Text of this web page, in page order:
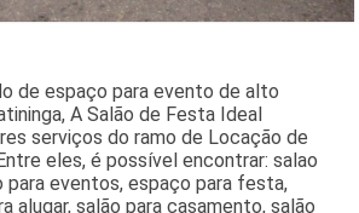
de espaço para evento de alto
A Salão de Festa Ideal
serviços do ramo de Locação de
eles, é possível encontrar: salao
eventos, espaço para festa,
alugar, salão para casamento, salão